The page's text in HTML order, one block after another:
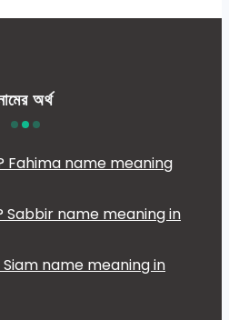
অর্থ
কি? Fahima name meaning
কি? Sabbir name meaning in
কি? Siam name meaning in